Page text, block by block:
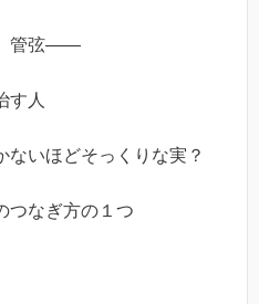
管弦――
す人
ないほどそっくりな実？
つなぎ方の１つ